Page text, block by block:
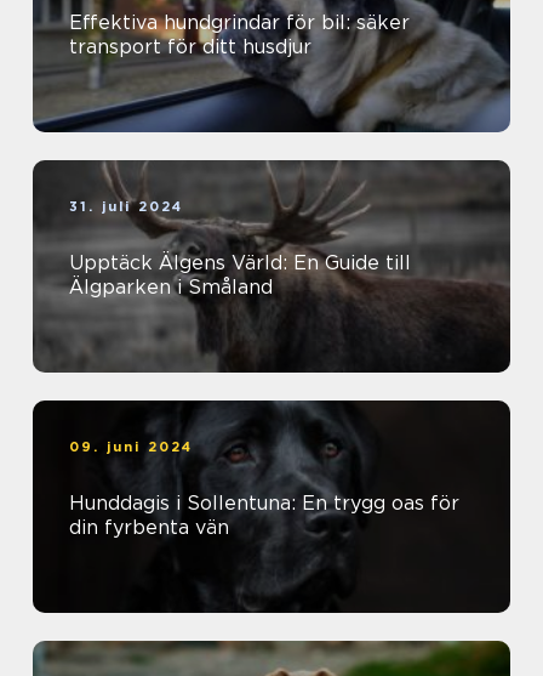
Effektiva hundgrindar för bil: säker
transport för ditt husdjur
31. juli 2024
Upptäck Älgens Värld: En Guide till
Älgparken i Småland
09. juni 2024
Hunddagis i Sollentuna: En trygg oas för
din fyrbenta vän